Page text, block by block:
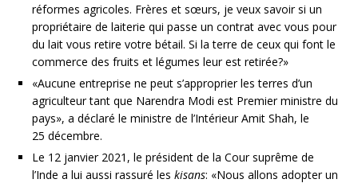
réformes agricoles. Frères et sœurs, je veux savoir si un
propriétaire de laiterie qui passe un contrat avec vous pour
du lait vous retire votre bétail. Si la terre de ceux qui font le
commerce des fruits et légumes leur est retirée?»
«Aucune entreprise ne peut s’approprier les terres d’un
agriculteur tant que Narendra Modi est Premier ministre du
pays», a déclaré le ministre de l’Intérieur Amit Shah, le
25 décembre.
Le 12 janvier 2021, le président de la Cour suprême de
l’Inde a lui aussi rassuré les kisans: «Nous allons adopter un